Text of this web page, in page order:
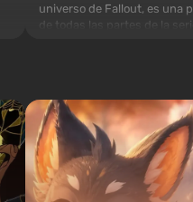
universo de Fallout, es una
de todas las partes de la
abrirse primero después de
caigan las bombas n...